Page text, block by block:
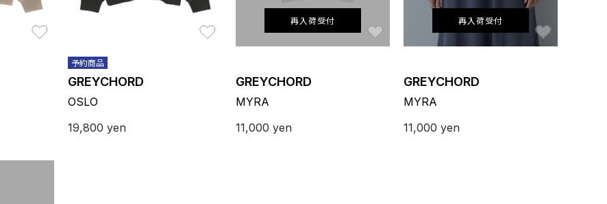
予約商品
GREYCHORD
OSLO
19,800 yen
再入荷受付
GREYCHORD
MYRA
11,000 yen
再入荷受付
GREYCHORD
MYRA
11,000 yen